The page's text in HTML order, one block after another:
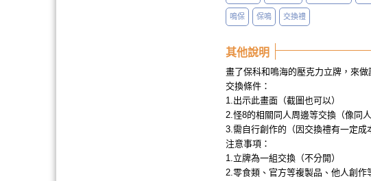
鳴保 保鳴 交換禮
其他說明
畫了保科和鳴海的壓克力立牌，來
交換條件：
1.出示此畫面（截圖也可以）
2.怪8的相關同人周邊等交換（像同
3.需自行創作的（因交換禮有一定成
注意事項：
1.立牌為一組交換（不分開）
2.零食類、官方等複製品、他人創作